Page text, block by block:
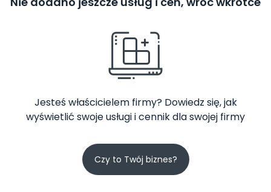
Jesteś właścicielem firmy? Dowiedz się, jak
wyświetlić swoje usługi i cennik dla swojej firmy
Czy to Twój biznes?